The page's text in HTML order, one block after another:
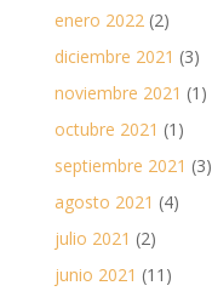
enero 2022 (2)
diciembre 2021 (3)
noviembre 2021 (1)
octubre 2021 (1)
septiembre 2021 (3)
agosto 2021 (4)
julio 2021 (2)
junio 2021 (11)